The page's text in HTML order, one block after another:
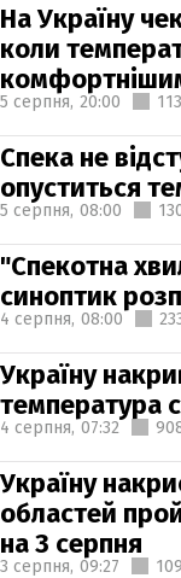
На Україну
коли
5 серпня, 20:00
Спека не
опуститься
5 серпня, 08:00
"Спекотна
синоптик
4 серпня, 08:00
Україну
температура
4 серпня, 07:32
Україну
областей
на 3 серпня
3 серпня, 09:27